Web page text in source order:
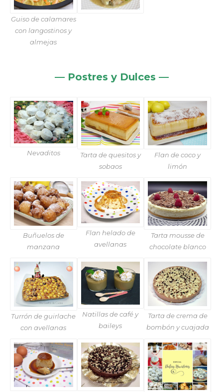
Guiso de calamares
con langostinos y
almejas
— Postres y Dulces —
Nevaditos
Tarta de quesitos y
sobaos
Flan de coco y
limón
Buñuelos de
manzana
Flan helado de
avellanas
Tarta mousse de
chocolate blanco
Turrón de guirlache
con avellanas
Natillas de café y
baileys
Tarta de crema de
bombón y cuajada